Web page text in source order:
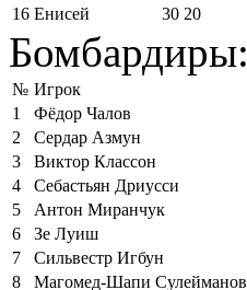
16 Енисей 30 20
Бомбардиры:
№ Игрок
1
Фёдор Чалов
2
Сердар Азмун
3
Виктор Классон
4
Себастьян Дриусси
5
Антон Миранчук
6
Зе Луиш
7
Сильвестр Игбун
8
Магомед-Шапи Сулейманов